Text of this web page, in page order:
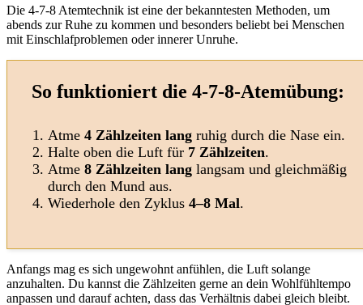
Die 4-7-8 Atemtechnik ist eine der bekanntesten Methoden, um
abends zur Ruhe zu kommen und besonders beliebt bei Menschen
mit Einschlafproblemen oder innerer Unruhe.
So funktioniert die 4-7-8-Atemübung:
Atme 4 Zählzeiten lang ruhig durch die Nase ein.
Halte oben die Luft für 7 Zählzeiten.
Atme 8 Zählzeiten lang langsam und gleichmäßig
durch den Mund aus.
Wiederhole den Zyklus 4–8 Mal.
Anfangs mag es sich ungewohnt anfühlen, die Luft solange
anzuhalten. Du kannst die Zählzeiten gerne an dein Wohlfühltempo
anpassen und darauf achten, dass das Verhältnis dabei gleich bleibt.